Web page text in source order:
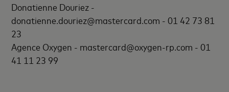
Donatienne Douriez -
donatienne.douriez@mastercard.com - 01 42 73 81
23
Agence Oxygen - mastercard@oxygen-rp.com - 01
41 11 23 99